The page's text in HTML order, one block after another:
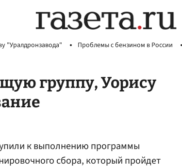
"Уралдронзавода" Проблемы с бензином в России
группу, Уорису
к выполнению программы
сбора, который пройдет